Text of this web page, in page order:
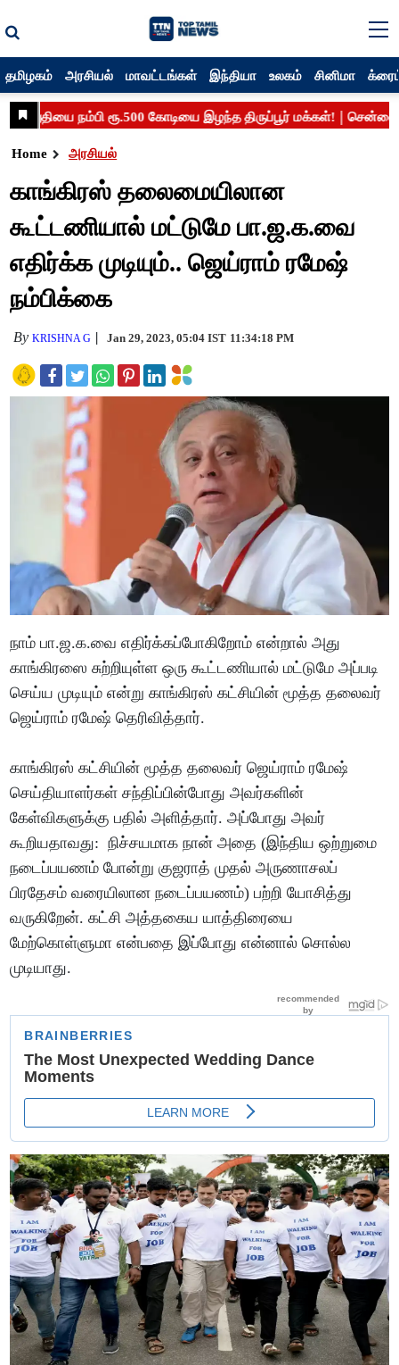
தமிழகம் அரசியல் மாவட்டங்கள் இந்தியா உலகம் சினிமா
Home அரசியல்
காங்கிரஸ் தலைமையிலான
கூட்டணியால் மட்டுமே பா.ஜ.க.வை
எதிர்க்க முடியும்.. ஜெய்ராம் ரமேஷ்
நம்பிக்கை
ByKRISHNA G Jan 29, 2023, 05:04 IST 11:34:18 PM
நாம் பா.ஜ.க.வை எதிர்க்கப்போகிறோம் என்றால் அது
காங்கிரஸை சுற்றியுள்ள ஒரு கூட்டணியால் மட்டுமே அப்படி
செய்ய முடியும் என்று காங்கிரஸ் கட்சியின் மூத்த தலைவர்
ஜெய்ராம் ரமேஷ் தெரிவித்தார்.
காங்கிரஸ் கட்சியின் மூத்த தலைவர் ஜெய்ராம் ரமேஷ்
செய்தியாளர்கள் சந்திப்பின்போது அவர்களின்
கேள்விகளுக்கு பதில் அளித்தார். அப்போது அவர்
கூறியதாவது: நிச்சயமாக நான் அதை (இந்திய ஒற்றுமை
நடைப்பயணம் போன்று குஜராத் முதல் அருணாசலப்
பிரதேசம் வரையிலான நடைப்பயணம்) பற்றி யோசித்து
வருகிறேன். கட்சி அத்தகைய யாத்திரையை
மேற்கொள்ளுமா என்பதை இப்போது என்னால் சொல்ல
முடியாது.